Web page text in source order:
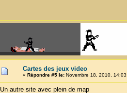
Cartes des jeux video
« Répondre #5 le:Novembre 18, 2010,
Un autre site avec plein de map